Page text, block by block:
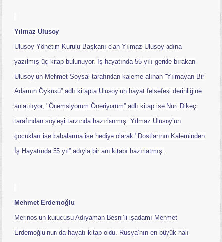
Yılmaz Ulusoy
Ulusoy Yönetim Kurulu Başkanı olan Yılmaz Ulusoy adına
yazılmış üç kitap bulunuyor. İş hayatında 55 yılı geride bırakan
Ulusoy’un Mehmet Soysal tarafından kaleme alınan "Yılmayan Bir
Adamın Öyküsü” adlı kitapta Ulusoy’un hayat felsefesi derinliğine
anlatılıyor, "Önemsiyorum Öneriyorum” adlı kitap ise Nuri Dikeç
tarafından söyleşi tarzında hazırlanmış. Yılmaz Ulusoy’un
çocukları ise babalarına ise hediye olarak "Dostlarının Kaleminden
İş Hayatında 55 yıl” adıyla bir anı kitabı hazırlatmış.
Mehmet Erdemoğlu
Merinos’un kurucusu Adıyaman Besni’li işadamı Mehmet
Erdemoğlu’nun da hayatı kitap oldu. Rusya’nın en büyük halı